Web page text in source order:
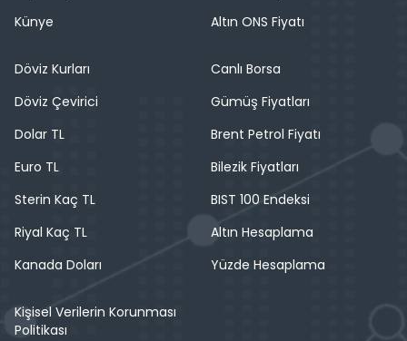
Künye
Altın ONS Fiyatı
Döviz Kurları
Döviz Çevirici
Dolar TL
Euro TL
Sterin Kaç TL
Riyal Kaç TL
Kanada Doları
Canlı Borsa
Gümüş Fiyatları
Brent Petrol Fiyatı
Bilezik Fiyatları
BIST 100 Endeksi
Altın Hesaplama
Yüzde Hesaplama
Kişisel Verilerin Korunması
Politikası